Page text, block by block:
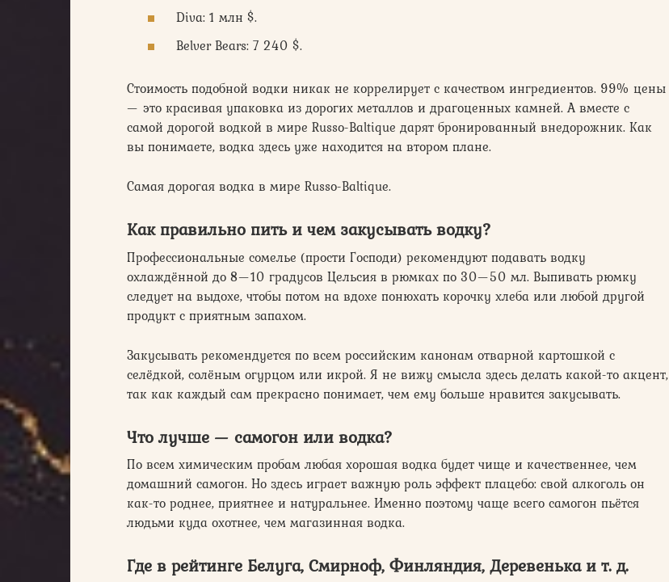
Diva: 1 млн $.
Belver Bears: 7 240 $.
Стоимость подобной водки никак не коррелирует с качеством ингредиентов. 99% цены
— это красивая упаковка из дорогих металлов и драгоценных камней. А вместе с
самой дорогой водкой в мире Russo-Baltique дарят бронированный внедорожник. Как
вы понимаете, водка здесь уже находится на втором плане.
Самая дорогая водка в мире Russo-Baltique.
Как правильно пить и чем закусывать водку?
Профессиональные сомелье (прости Господи) рекомендуют подавать водку
охлаждённой до 8—10 градусов Цельсия в рюмках по 30—50 мл. Выпивать рюмку
следует на выдохе, чтобы потом на вдохе понюхать корочку хлеба или любой другой
продукт с приятным запахом.
Закусывать рекомендуется по всем российским канонам отварной картошкой с
селёдкой, солёным огурцом или икрой. Я не вижу смысла здесь делать какой-то акцент,
так как каждый сам прекрасно понимает, чем ему больше нравится закусывать.
Что лучше — самогон или водка?
По всем химическим пробам любая хорошая водка будет чище и качественнее, чем
домашний самогон. Но здесь играет важную роль эффект плацебо: свой алкоголь он
как-то роднее, приятнее и натуральнее. Именно поэтому чаще всего самогон пьётся
людьми куда охотнее, чем магазинная водка.
Где в рейтинге Белуга, Смирноф, Финляндия, Деревенька и т. д.